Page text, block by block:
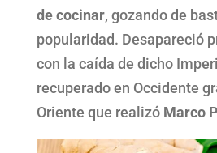
de cocinar, gozando de
popularidad. Desapareció
con la caída de dicho
recuperado en Occidente
Oriente que realizó Marco